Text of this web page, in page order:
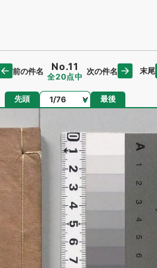
前の件名 No.11
全20点中
次の件名 末尾
先頭 ページ 最後